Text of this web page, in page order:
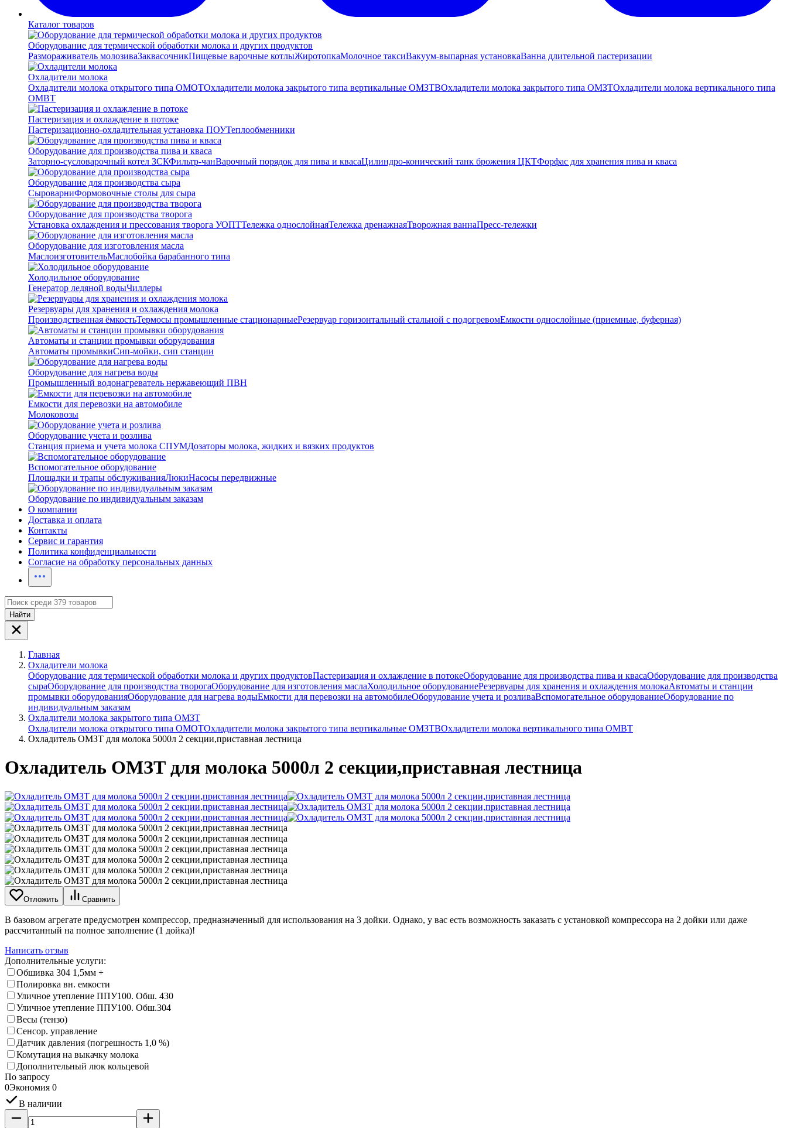
Каталог товаров
Оборудование для термической обработки молока и других продуктов
Размораживатель молозиваЗаквасочникПищевые варочные котлыЖиротопкаМолочное таксиВакуум-выпарная установкаВанна длительной пастеризации
Охладители молока
Охладители молока открытого типа ОМОТОхладители молока закрытого типа вертикальные ОМЗТВОхладители молока закрытого типа ОМЗТОхладители молока вертикального типа
ОМВТ
Пастеризация и охлаждение в потоке
Пастеризационно-охладительная установка ПОУТеплообменники
Оборудование для производства пива и кваса
Заторно-сусловарочный котел ЗСКФильтр-чанВарочный порядок для пива и квасаЦилиндро-конический танк брожения ЦКТФорфас для хранения пива и кваса
Оборудование для производства сыра
СыроварниФормовочные столы для сыра
Оборудование для производства творога
Установка охлаждения и прессования творога УОПТТележка однослойнаяТележка дренажнаяТворожная ваннаПресс-тележки
Оборудование для изготовления масла
МаслоизготовительМаслобойка барабанного типа
Холодильное оборудование
Генератор ледяной водыЧиллеры
Резервуары для хранения и охлаждения молока
Производственная ёмкостьТермосы промышленные стационарныеРезервуар горизонтальный стальной с подогревомЕмкости однослойные (приемные, буферная)
Автоматы и станции промывки оборудования
Автоматы промывкиСип-мойки, сип станции
Оборудование для нагрева воды
Промышленный водонагреватель нержавеющий ПВН
Емкости для перевозки на автомобиле
Молоковозы
Оборудование учета и розлива
Станция приема и учета молока СПУМДозаторы молока, жидких и вязких продуктов
Вспомогательное оборудование
Площадки и трапы обслуживанияЛюкиНасосы передвижные
Оборудование по индивидуальным заказам
О компании
Доставка и оплата
Контакты
Сервис и гарантия
Политика конфиденциальности
Согласие на обработку персональных данных
Найти
Главная
Охладители молока
Оборудование для термической обработки молока и других продуктовПастеризация и охлаждение в потокеОборудование для производства пива и квасаОборудование для производства
сыраОборудование для производства творогаОборудование для изготовления маслаХолодильное оборудованиеРезервуары для хранения и охлаждения молокаАвтоматы и станции
промывки оборудованияОборудование для нагрева водыЕмкости для перевозки на автомобилеОборудование учета и розливаВспомогательное оборудованиеОборудование по
индивидуальным заказам
Охладители молока закрытого типа ОМЗТ
Охладители молока открытого типа ОМОТОхладители молока закрытого типа вертикальные ОМЗТВОхладители молока вертикального типа ОМВТ
Охладитель ОМЗТ для молока 5000л 2 секции,приставная лестница
Охладитель ОМЗТ для молока 5000л 2 секции,приставная лестница
Отложить Сравнить
В базовом агрегате предусмотрен компрессор, предназначенный для использования на 3 дойки. Однако, у вас есть возможность заказать с установкой компрессора на 2 дойки или даже
рассчитанный на полное заполнение (1 дойка)!
Написать отзыв
Дополнительные услуги:
Обшивка 304 1,5мм +
Полировка вн. емкости
Уличное утепление ППУ100. Обш. 430
Уличное утепление ППУ100. Обш.304
Весы (тензо)
Сенсор. управление
Датчик давления (погрешность 1,0 %)
Комутация на выкачку молока
Дополнительный люк кольцевой
По запросу
0Экономия 0
В наличии